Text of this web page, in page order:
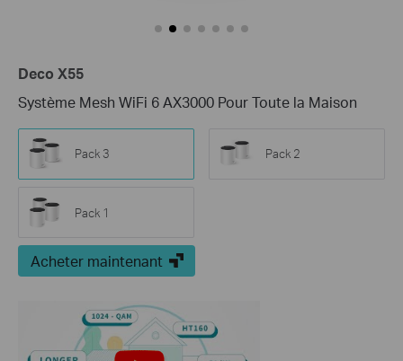
Deco X55
Système Mesh WiFi 6 AX3000 Pour Toute la Maison
Pack 3 Pack 2
Pack 1
Acheter maintenant